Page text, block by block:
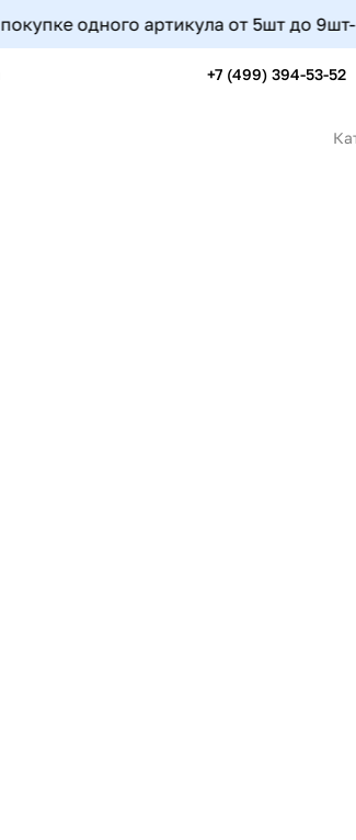
артикула от 5шт до 9шт-
+7 (499) 394-53-52